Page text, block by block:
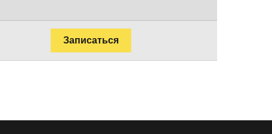
Записаться